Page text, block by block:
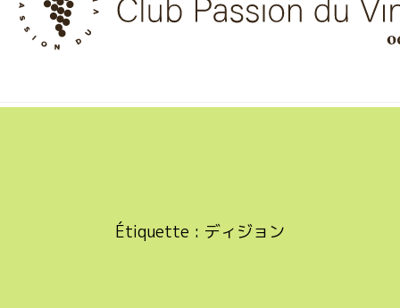
Skip
content
Étiquette : ディジョン